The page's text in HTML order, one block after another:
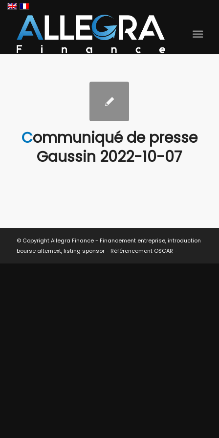
Communiqué de presse
Gaussin 2022-10-07
© Copyright Allegra Finance - Financement entreprise, introduction
bourse alternext, listing sponsor - Référencement OSCAR -